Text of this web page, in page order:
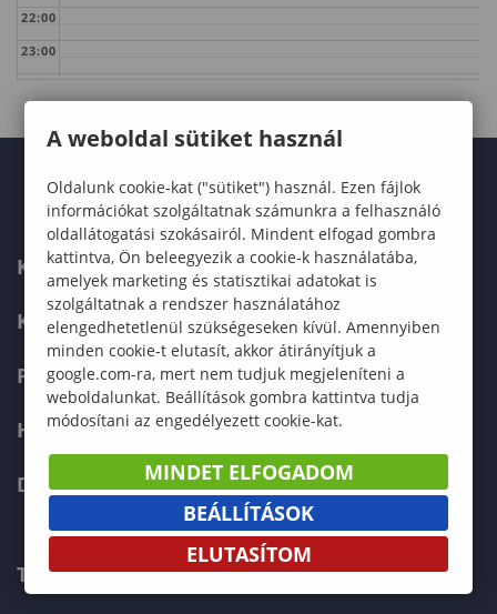
22:00
23:00
KARUNK
KÉPZÉSEK
FELVÉTELIZŐKNEK
HALLGATÓKNAK
DOKTORI ISKOLA
TELEFONKÖNYV
A weboldal sütiket használ
Oldalunk cookie-kat ("sütiket") használ. Ezen fájlok
információkat szolgáltatnak számunkra a felhasználó
oldallátogatási szokásairól. Mindent elfogad gombra
kattintva, Ön beleegyezik a cookie-k használatába,
amelyek marketing és statisztikai adatokat is
szolgáltatnak a rendszer használatához
elengedhetetlenül szükségeseken kívül. Amennyiben
minden cookie-t elutasít, akkor átirányítjuk a
google.com-ra, mert nem tudjuk megjeleníteni a
weboldalunkat. Beállítások gombra kattintva tudja
módosítani az engedélyezett cookie-kat.
MINDET ELFOGADOM
BEÁLLÍTÁSOK
ELUTASÍTOM